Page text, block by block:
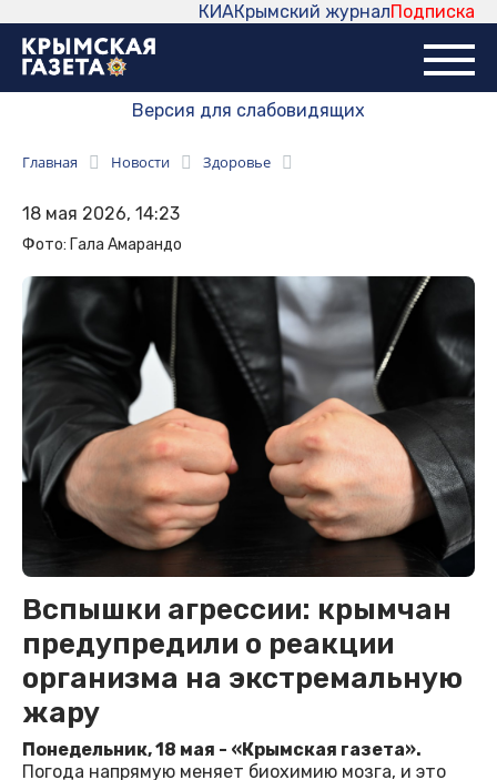
Подписка
Крымский журнал
КИА
Версия для слабовидящих
Главная Новости Здоровье
18 мая 2026, 14:23
Фото: Гала Амарандо
Вспышки агрессии: крымчан
предупредили о реакции
организма на экстремальную
жару
Понедельник, 18 мая - «Крымская газета».
Погода напрямую меняет биохимию мозга, и это